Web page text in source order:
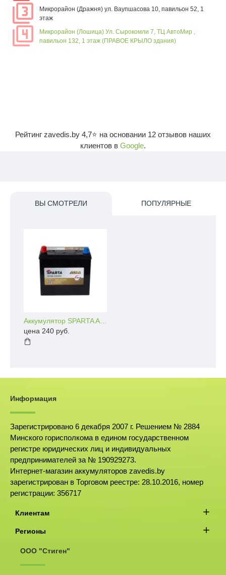
Микрорайон (Дражня) ул. Ваупшасова 10, павильон 52, 1
этаж
Микрорайон (Лошица) Ул. Сырокомли 7, ТЦ АвтоМир ,
павильон 132, 1 этаж (ПРАВОЕ КРЫЛО здания)
Рейтинг zavedis.by 4,7⭐ на основании 12 отзывов наших
клиентов в Google.
ВЫ СМОТРЕЛИ ПОПУЛЯРНЫЕ
цена 240 руб.
Информация
Зарегистрировано 6 декабря 2007 г. Решением № 2884
Минского горисполкома в едином государственном
регистре юридических лиц и индивидуальных
предпринимателей за № 190929273.
Интернет-магазин аккумуляторов zavedis.by
зарегистрирован в Торговом реестре: 28.10.2016, номер
регистрации: 356717
Клиентам
Регионы
ООО "Стиген"